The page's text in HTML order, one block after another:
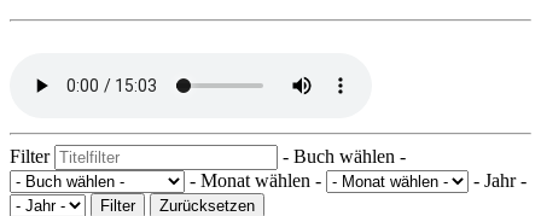
Filter
- Buch wählen -
- Monat wählen -
- Jahr -
Filter Zurücksetzen